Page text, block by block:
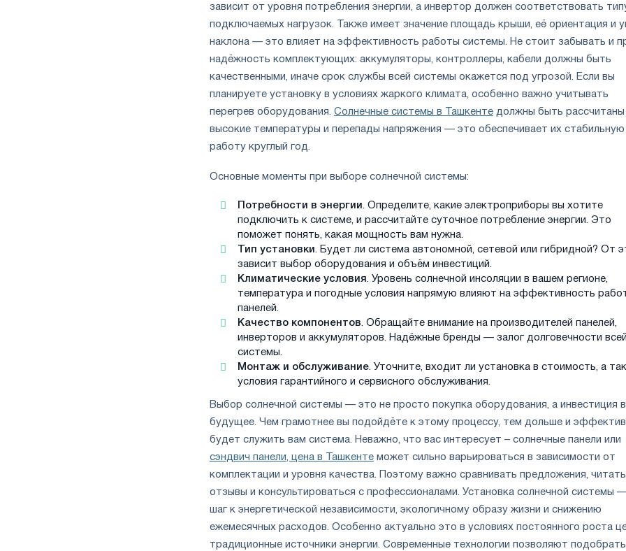
зависит от уровня потребления энергии, а инвертор должен соответствовать
подключаемых нагрузок. Также имеет значение площадь крыши, её ориентация и
наклона — это влияет на эффективность работы системы. Не стоит забывать и
надёжность комплектующих: аккумуляторы, контроллеры, кабели должны быть
качественными, иначе срок службы всей системы окажется под угрозой. Если вы
планируете установку в условиях жаркого климата, особенно важно учитывать
перегрев оборудования. Солнечные системы в Ташкенте должны быть рассчитаны
высокие температуры и перепады напряжения — это обеспечивает их стабильную
работу круглый год.
Основные моменты при выборе солнечной системы:
Потребности в энергии . Определите, какие электроприборы вы хотите
подключить к системе, и рассчитайте суточное потребление энергии. Это
поможет понять, какая мощность вам нужна.
Тип установки . Будет ли система автономной, сетевой или гибридной? От
зависит выбор оборудования и объём инвестиций.
Климатические условия . Уровень солнечной инсоляции в вашем регионе,
температура и погодные условия напрямую влияют на эффективность
панелей.
Качество компонентов . Обращайте внимание на производителей панелей,
инверторов и аккумуляторов. Надёжные бренды — залог долговечности всей
системы.
Монтаж и обслуживание . Уточните, входит ли установка в стоимость, а
условия гарантийного и сервисного обслуживания.
Выбор солнечной системы — это не просто покупка оборудования, а инвестиция в
будущее. Чем грамотнее вы подойдёте к этому процессу, тем дольше и
будет служить вам система. Неважно, что вас интересует – солнечные панели или
сэндвич панели, цена в Ташкенте может сильно варьироваться в зависимости от
комплектации и уровня качества. Поэтому важно сравнивать предложения, читать
отзывы и консультироваться с профессионалами. Установка солнечной системы
шаг к энергетической независимости, экологичному образу жизни и снижению
ежемесячных расходов. Особенно актуально это в условиях постоянного роста
традиционные источники энергии. Современные технологии позволяют подобрать